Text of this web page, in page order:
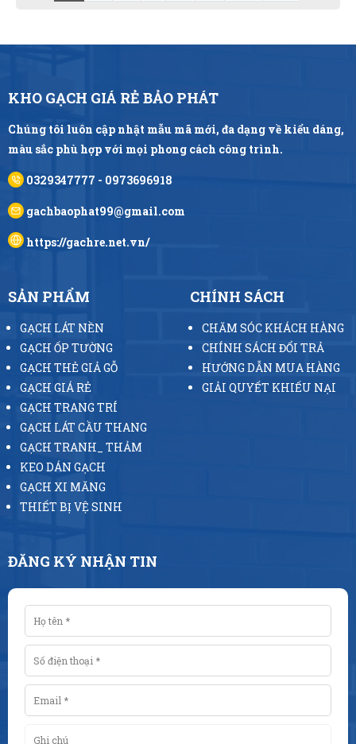
KHO GẠCH GIÁ RẺ BẢO PHÁT
Chúng tôi luôn cập nhật mẫu mã mới, đa dạng về kiểu dáng,
màu sắc phù hợp với mọi phong cách công trình.
0329347777 - 0973696918
gachbaophat99@gmail.com
https://gachre.net.vn/
SẢN PHẨM
GẠCH LÁT NỀN
GẠCH ỐP TƯỜNG
GẠCH THẺ GIẢ GỖ
GẠCH GIÁ RẺ
GẠCH TRANG TRÍ
GẠCH LÁT CẦU THANG
GẠCH TRANH_ THẢM
KEO DÁN GẠCH
GẠCH XI MĂNG
THIẾT BỊ VỆ SINH
CHÍNH SÁCH
CHĂM SÓC KHÁCH HÀNG
CHÍNH SÁCH ĐỔI TRẢ
HƯỚNG DẪN MUA HÀNG
GIẢI QUYẾT KHIẾU NẠI
ĐĂNG KÝ NHẬN TIN